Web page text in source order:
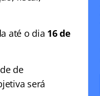
até o dia 16 de
de
será